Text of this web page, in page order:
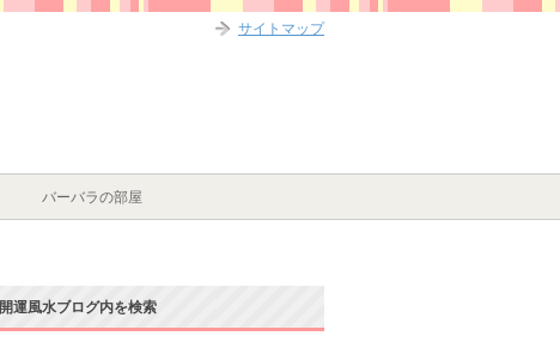
バーバラの部屋
開運風水ブログ内を検索
サイトマップ